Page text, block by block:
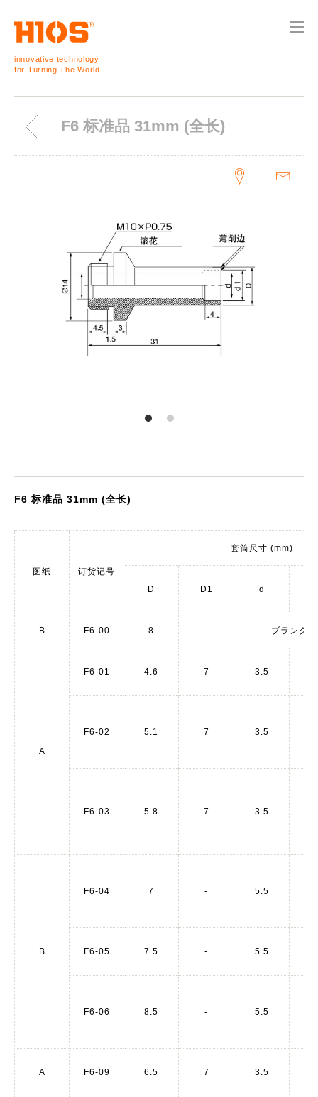
innovative technology
for Turning The World
F6 标准品 31mm (全长)
F6 标准品 31mm (全长)
图纸 订货记号
套筒尺寸 (mm)
D D1 d
B F6-00 8 ブランク
A
F6-01 4.6 7 3.5
F6-02 5.1 7 3.5
F6-03 5.8 7 3.5
B
F6-04 7 - 5.5
F6-05 7.5 - 5.5
F6-06 8.5 - 5.5
A F6-09 6.5 7 3.5